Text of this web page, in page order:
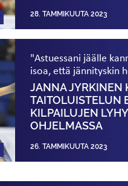
28. TAMMIKUUTA 2023
"Astuessani jäälle
isoa, että jännityskin
JANNA JYRKINEN
TAITO­LUISTELUN
KILPAILUJEN
OHJELMASSA
26. TAMMIKUUTA 2023